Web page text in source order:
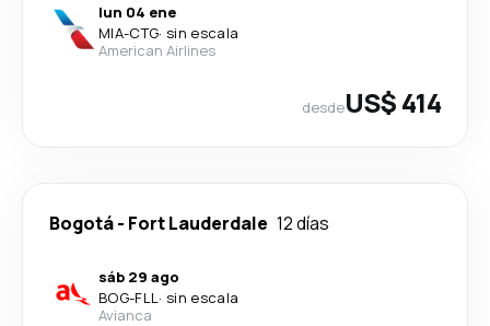
lun 04 ene
MIA-CTG· sin escala
American Airlines
desdeUS$ 414
Bogotá- Fort Lauderdale 12 días
sáb 29 ago
BOG-FLL· sin escala
Avianca